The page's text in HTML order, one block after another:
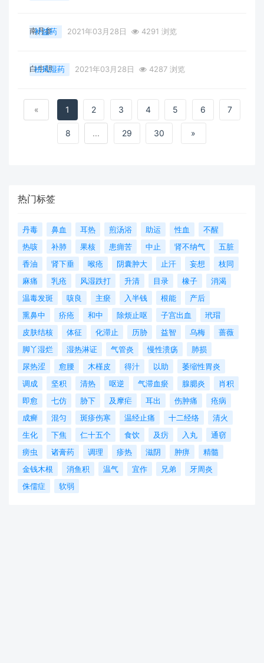
南丹参
补益药 2021年03月28日 4291 浏览
白牛胆
祛风湿药 2021年03月28日 4287 浏览
« 1 2 3 4 5 6 7
8 ... 29 30 »
热门标签
丹毒 鼻血 耳热 煎汤浴 助运 性血
不醒
热咳
补肺 果核 患痈苦 中止 肾不纳气
五脏
香油
肾下垂 喉疮 阴囊肿大 止汗 妄想
枝同
麻痛
乳疮 风湿跌打 升清 目录 橡子
消渴
温毒发斑
咳良 主瘀 入半钱 根能
产后
熏鼻中
疥疮 和中 除烦止呕 子宫出血
玳瑁
皮肤结核
体征 化滞止 历胁 益智 乌梅
蔷薇
脚丫湿烂
湿热淋证 气管炎 慢性溃疡
肺损
尿热涩
愈腰 木槿皮 得汁 以助
萎缩性胃炎
调成
坚积 清热 呕逆 气滞血瘀 腺腮炎
肖积
即愈
七仿 胁下 及摩疟 耳出 伤肿痛
疮病
成癣
混匀 斑疹伤寒 温经止痛 十二经络
清火
生化
下焦 仁十五个 食饮 及疠 入丸
通窃
痨虫
诸膏药 调理 疹热 滋阴 肿痹
精髓
金钱木根
消鱼积 温气 宜作 兄弟
牙周炎
侏儒症
软弱